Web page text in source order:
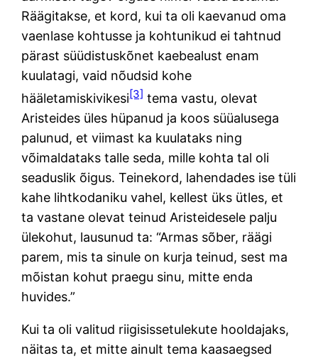
Räägitakse, et kord, kui ta oli kaevanud oma
vaenlase kohtusse ja kohtunikud ei tahtnud
pärast süüdistuskõnet kaebealust enam
kuulatagi, vaid nõudsid kohe
hääletamiskivikesi[3] tema vastu, olevat
Aristeides üles hüpanud ja koos süüalusega
palunud, et viimast ka kuulataks ning
võimaldataks talle seda, mille kohta tal oli
seaduslik õigus. Teinekord, lahendades ise tüli
kahe lihtkodaniku vahel, kellest üks ütles, et
ta vastane olevat teinud Aristeidesele palju
ülekohut, lausunud ta: “Armas sõber, räägi
parem, mis ta sinule on kurja teinud, sest ma
mõistan kohut praegu sinu, mitte enda
huvides.”
Kui ta oli valitud riigisissetulekute hooldajaks,
näitas ta, et mitte ainult tema kaasaegsed